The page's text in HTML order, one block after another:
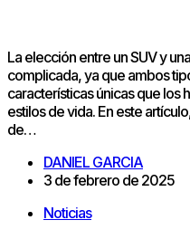
La elección entre un SUV y
complicada, ya que ambos
características únicas que los
estilos de vida. En este
de…
DANIEL GARCIA
3 de febrero de 2025
Noticias